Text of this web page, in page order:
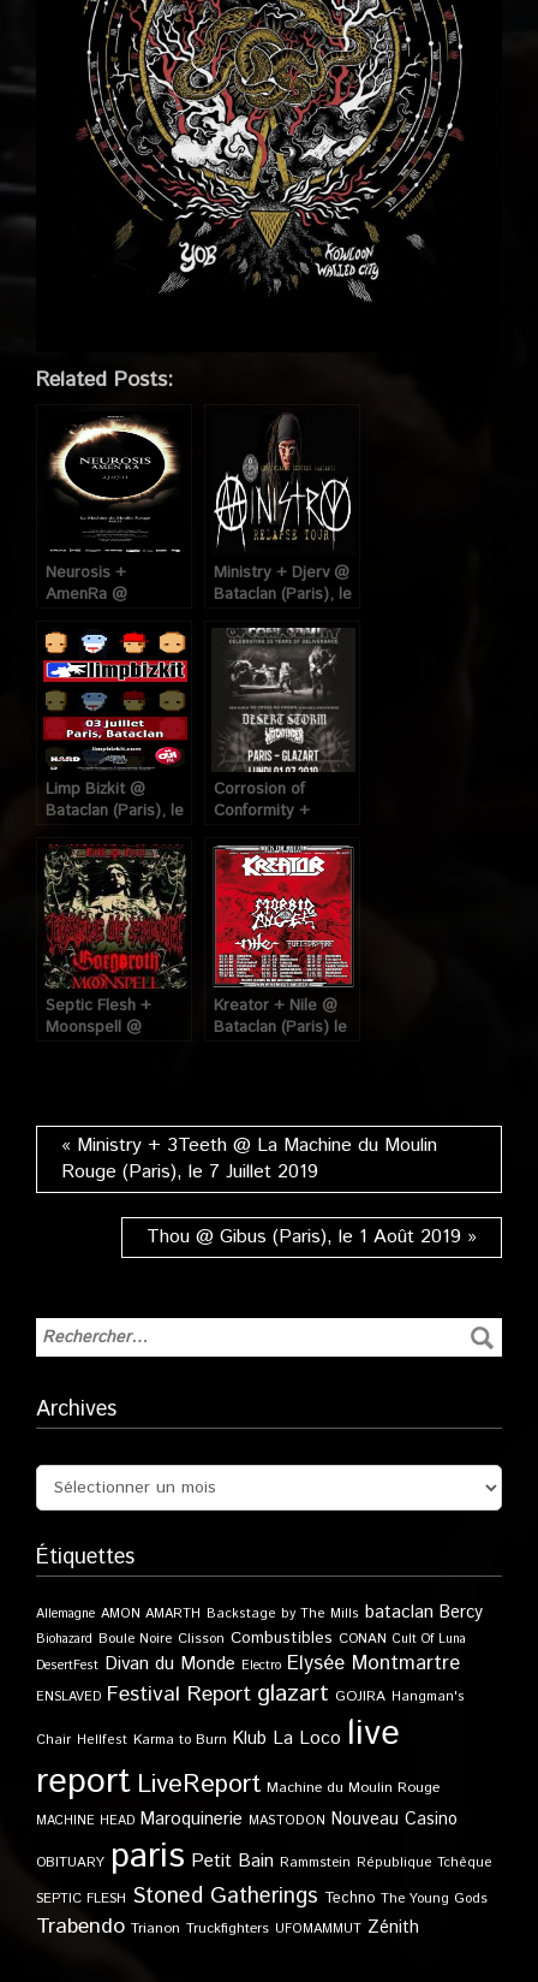
Related Posts:
Neurosis +
AmenRa @
Rouge (Paris), le
23 Juillet 2011
Ministry + Djerv @
Bataclan (Paris), le
Limp Bizkit @
Bataclan (Paris), le
Corrosion of
Conformity +
Witchfinder @
Glazart (Paris), le
1er Juillet 2019
Septic Flesh +
Moonspell @
Kreator + Nile @
Bataclan (Paris) le
« Ministry + 3Teeth @ La Machine du Moulin
Rouge (Paris), le 7 Juillet 2019
Thou @ Gibus (Paris), le 1 Août 2019 »
Archives
Étiquettes
Allemagne AMON AMARTH Backstage by The Mills bataclan Bercy
Biohazard Boule Noire Clisson Combustibles CONAN Cult Of Luna
DesertFest Divan du Monde Electro Elysée Montmartre
ENSLAVED Festival Report glazart GOJIRA Hangman's
Chair Hellfest Karma to Burn Klub La Loco live
report LiveReport Machine du Moulin Rouge
MACHINE HEAD Maroquinerie MASTODON Nouveau Casino
OBITUARY paris Petit Bain Rammstein République Tchèque
SEPTIC FLESH Stoned Gatherings Techno The Young Gods
Trabendo Trianon Truckfighters UFOMAMMUT Zénith